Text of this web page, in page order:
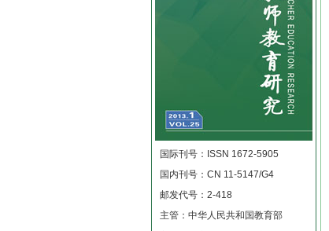
国际刊号：ISSN 1672-5905
国内刊号：CN 11-5147/G4
邮发代号：2-418
主管：中华人民共和国教育部